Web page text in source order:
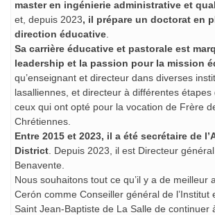
master en ingénierie administrative et
et, depuis 2023, il prépare un doctorat en
direction éducative
Sa carrière éducative et pastorale est
leadership et la passion pour la mission
qu’enseignant et directeur dans diverses
lasalliennes, et directeur à différentes
ceux qui ont opté pour la vocation de Frère
Chrétiennes.
Entre 2015 et 2023, il a été secrétaire de
District . Depuis 2023, il est Directeur
Benavente.
Nous souhaitons tout ce qu’il y a de meilleur
Cerón comme Conseiller général de l’Institut
Saint Jean-Baptiste de La Salle de continuer